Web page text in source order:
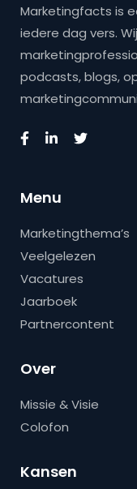
Marketingfacts is
iedere dag vers.
podcasts, blogs,
Menu
Marketingthema’s
Veelgelezen
Vacatures
Jaarboek
Partnercontent
Over
Missie & Visie
Colofon
Kansen